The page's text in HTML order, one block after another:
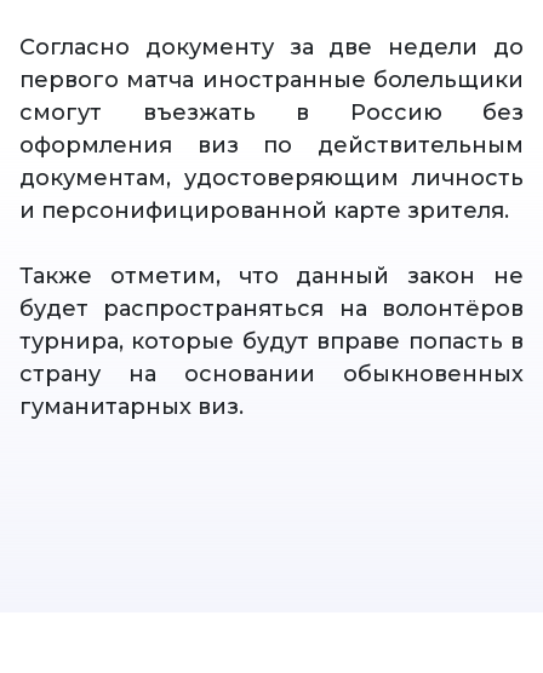
Согласно документу за две недели до
первого матча иностранные болельщики
смогут въезжать в Россию без
оформления виз по действительным
документам, удостоверяющим личность
и персонифицированной карте зрителя.
Также отметим, что данный закон не
будет распространяться на волонтёров
турнира, которые будут вправе попасть в
страну на основании обыкновенных
гуманитарных виз.